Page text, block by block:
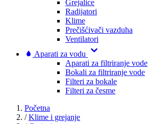
Grejalice
Radijatori
Klime
Prečišćivači vazduha
Ventilatori
Aparati za vodu
Aparati za filtriranje vode
Bokali za filtriranje vode
Filteri za bokale
Filteri za česme
Početna
/ Klime i grejanje